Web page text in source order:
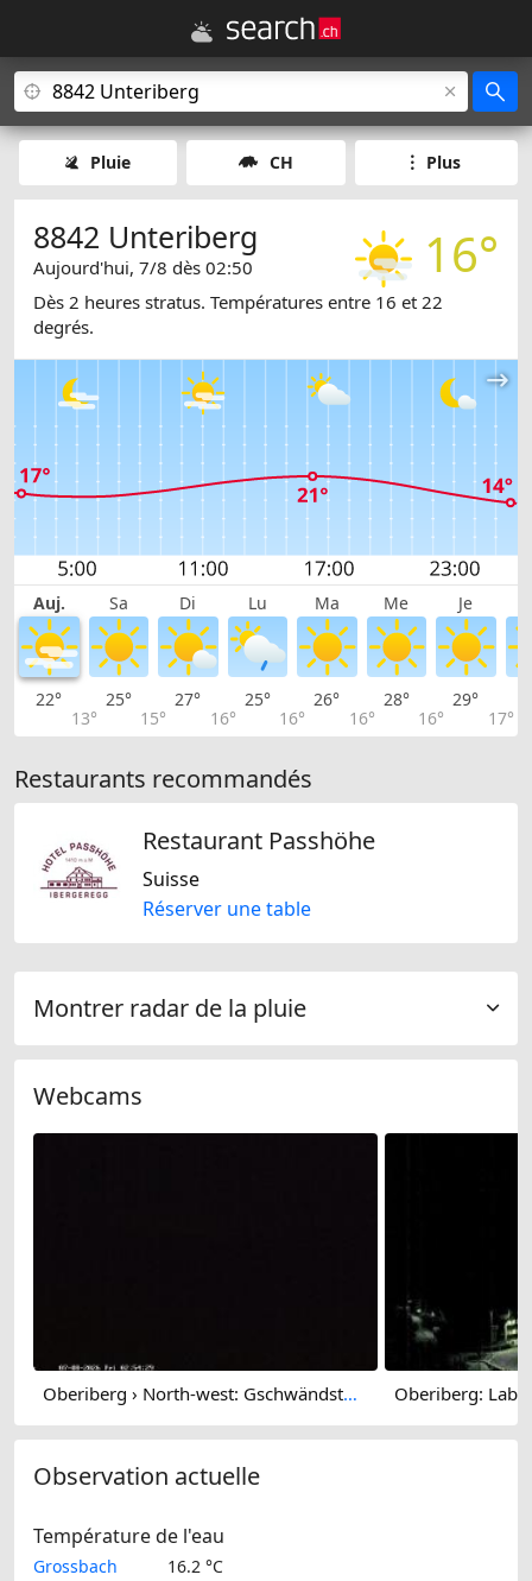
Pluie CH Plus
16°
8842 Unteriberg
Aujourd'hui, 7/8 dès 02:50
Dès 2 heures stratus. Températures entre 16 et 22
degrés.
Auj. Sa Di Lu Ma Me Je
22°
13°
25°
15°
27°
16°
25°
16°
26°
16°
28°
16°
29°
17°
Restaurants recommandés
Restaurant Passhöhe
Suisse
Réserver une table
Montrer radar de la pluie
Webcams
Oberiberg › North-west: Gschwändstock
Observation actuelle
Température de l'eau
Grossbach 16.2 °C